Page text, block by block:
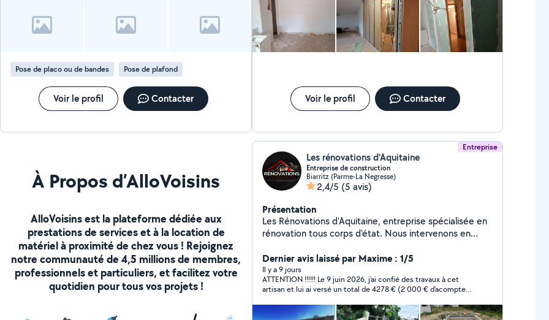
Pose de placo ou de bandes Pose de plafond
Voir le profil Contacter Voir le profil Contacter
À Propos d’AlloVoisins
AlloVoisins est la plateforme dédiée aux
prestations de services et à la location de
matériel à proximité de chez vous ! Rejoignez
notre communauté de 4,5 millions de membres,
professionnels et particuliers, et facilitez votre
quotidien pour tous vos projets !
Entreprise
Les rénovations d'Aquitaine
Entreprise de construction
Biarritz (Parme-La Negresse)
2,4/5 (5 avis)
Présentation
Les Rénovations d'Aquitaine, entreprise spécialisée en
rénovation tous corps d'état. Nous intervenons en
terrasses, maçonnerie et aménagements divers....
Travail soigné avec des matériaux professionnels Devis
gratuit et rapide, entreprise réactive et à l'écoute.
Assurance décennale.
Dernier avis laissé par Maxime : 1/5
Il y a 9 jours
ATTENTION !!!!!! Le 9 juin 2026, j'ai confié des travaux à cet
artisan et lui ai versé un total de 4278 € (2 000 € d'acompte
matériaux). L'artisan n'est venu qu'une demi-journée avant